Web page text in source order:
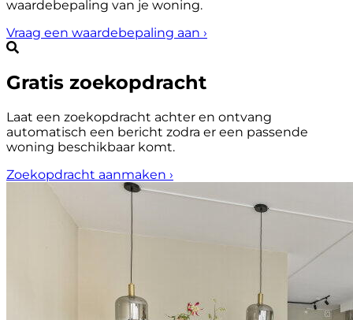
waardebepaling van je woning.
Vraag een waardebepaling aan ›
Gratis zoekopdracht
Laat een zoekopdracht achter en ontvang
automatisch een bericht zodra er een passende
woning beschikbaar komt.
Zoekopdracht aanmaken ›